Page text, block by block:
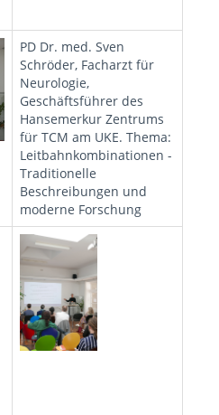
PD Dr. med. Sven
Schröder, Facharzt für
Neurologie,
Geschäftsführer des
Hansemerkur Zentrums
für TCM am UKE. Thema:
Leitbahnkombinationen -
Traditionelle
Beschreibungen und
moderne Forschung